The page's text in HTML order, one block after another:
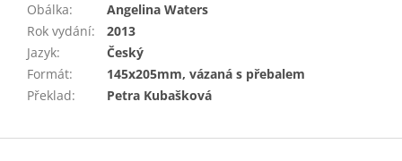
Obálka:
Angelina Waters
Rok vydání:
2013
Jazyk:
Český
Formát:
145x205mm, vázaná s přebalem
Překlad: Petra Kubašková
Z